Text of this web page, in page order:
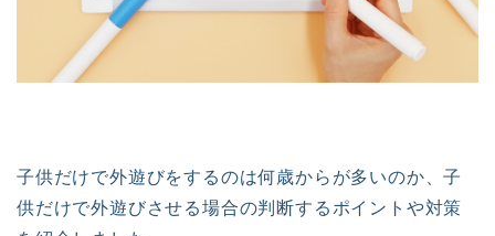
子供だけで外遊びをするのは何歳からが多いのか、子
供だけで外遊びさせる場合の判断するポイントや対策